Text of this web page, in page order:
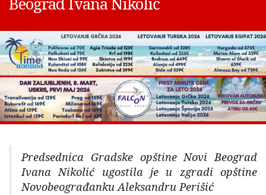
Predsednica Gradske opštine Novi Beograd
Ivana Nikolić ugostila je u zgradi opštine
Novobeograđanku Aleksandru Perišić